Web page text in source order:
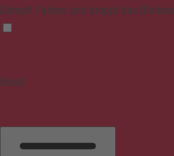
Dämpft Farben und stoppt das Blinken
Inhalt